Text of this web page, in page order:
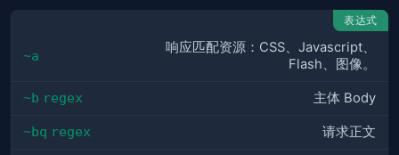
表达式
~a
响应匹配资源：CSS、Javascript、
Flash、图像。
~b regex 主体 Body
~bq regex 请求正文